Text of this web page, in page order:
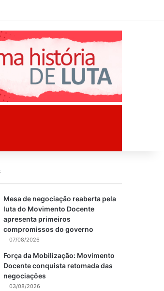
Mesa de negociação reaberta pela
luta do Movimento Docente
apresenta primeiros
compromissos do governo
07/08/2026
Força da Mobilização: Movimento
Docente conquista retomada das
negociações
03/08/2026